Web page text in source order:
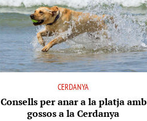
CERDANYA
Consells per anar a la platja amb
gossos a la Cerdanya